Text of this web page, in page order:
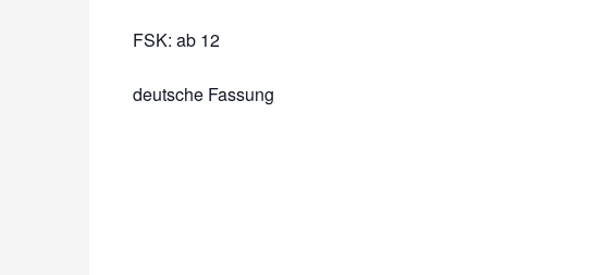
FSK: ab 12
deutsche Fassung